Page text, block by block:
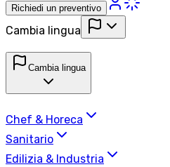
Richiedi un preventivo
Cambia lingua
Cambia lingua
Chef & Horeca
Sanitario
Edilizia & Industria